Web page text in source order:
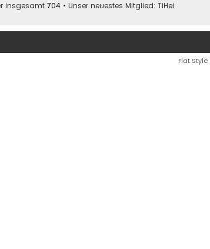
insgesamt 704 • Unser neuestes Mitglied: TiHei
Flat Style